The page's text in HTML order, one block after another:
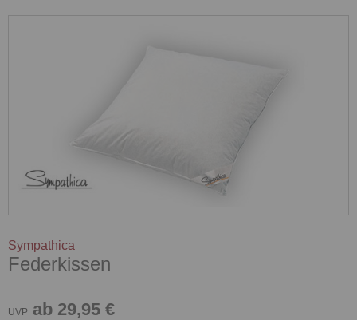
Sympathica
Federkissen
UVP ab 29,95 €